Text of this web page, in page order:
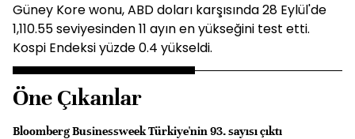
Güney Kore wonu, ABD doları karşısında 28 Eylül'de
1,110.55 seviyesinden 11 ayın en yükseğini test etti.
Kospi Endeksi yüzde 0.4 yükseldi.
Öne Çıkanlar
Bloomberg Businessweek Türkiye'nin 93. sayısı çıktı